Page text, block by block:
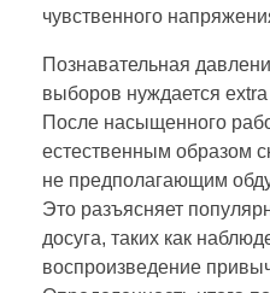
чувственного
Познавательная
выборов нуждается
После насыщенного
естественным образом
не предполагающим
Это разъясняет
досуга, таких как
воспроизведение